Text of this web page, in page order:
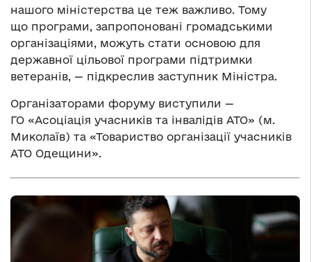
нашого міністерства це теж важливо. Тому
що програми, запропоновані громадськими
організаціями, можуть стати основою для
державної цільової програми підтримки
ветеранів, — підкреслив заступник Міністра.
Організаторами форуму виступили —
ГО «Асоціація учасників та інвалідів АТО» (м.
Миколаїв) та «Товариство організації учасників
АТО Одещини».